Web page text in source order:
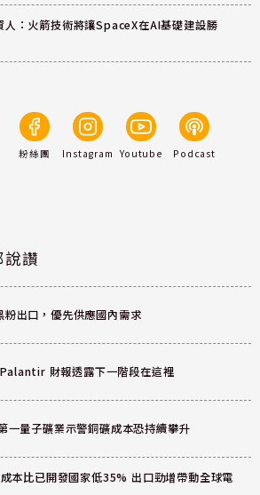
人：火箭技術將讓SpaceX在AI基礎建設勝
粉絲團 Instagram Youtube Podcast
說讚
粉出口，優先供應國內需求
財報透露下一階段在這裡
一量子礦業示警銅礦成本恐持續攀升
本比已開發國家低35% 出口勁增帶動全球電